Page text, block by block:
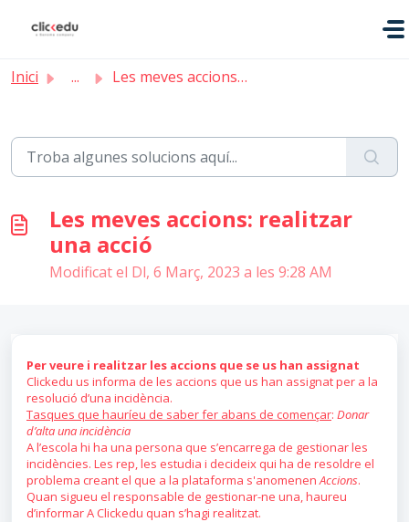
Inici ... Les meves accions: realitzar una acció
Les meves accions: realitzar
una acció
Modificat el Dl, 6 Març, 2023 a les 9:28 AM
Per veure i realitzar les accions que se us han assignat
Clickedu us informa de les accions que us han assignat per a la
resolució d’una incidència.
Tasques que hauríeu de saber fer abans de començar: Donar
d’alta una incidència
A l’escola hi ha una persona que s’encarrega de gestionar les
incidències. Les rep, les estudia i decideix qui ha de resoldre el
problema creant el que a la plataforma s'anomenenAccions.
Quan sigueu el responsable de gestionar-ne una, haureu
d’informar A Clickedu quan s’hagi realitzat.